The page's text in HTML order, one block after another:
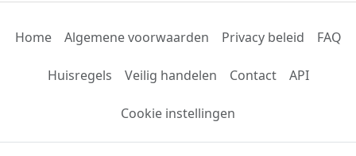
Home Algemene voorwaarden Privacy beleid FAQ
Huisregels Veilig handelen Contact API
Cookie instellingen